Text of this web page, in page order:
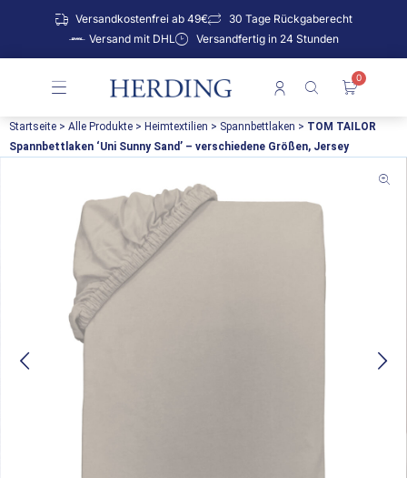
Versandkostenfrei ab 49€
30 Tage Rückgaberecht
Versand mit DHL
Versandfertig in 24 Stunden
0
Startseite > Alle Produkte > Heimtextilien > Spannbettlaken > TOM TAILOR
Spannbettlaken ‘Uni Sunny Sand’ – verschiedene Größen, Jersey